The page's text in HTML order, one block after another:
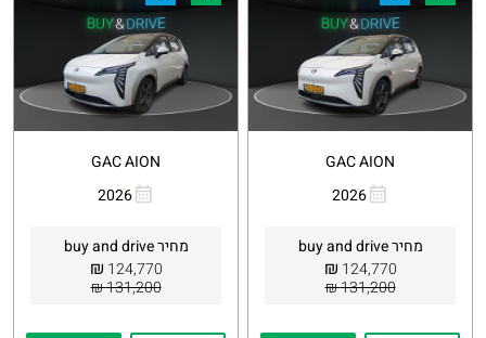
GAC AION
2026
מחיר buy and drive
124,770
₪
131,200 ₪
Whatsapp
GAC AION
2026
מחיר buy and drive
124,770
₪
131,200 ₪
Whatsapp